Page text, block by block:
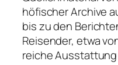
höfischer Archive
bis zu den
Reisender, etwa
reiche